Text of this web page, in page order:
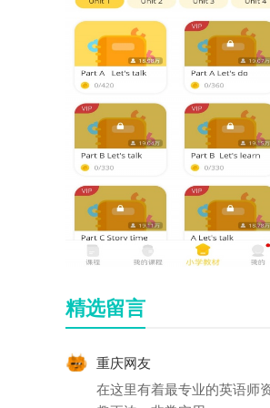
精选留言
重庆网友
在这里有着最专业的英语师